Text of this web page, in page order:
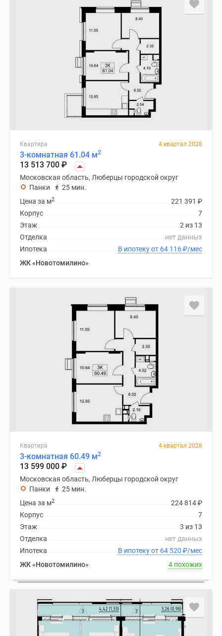
Квартира 4 квартал 2028
3-комнатная 61.04 м2
13 513 700 ₽
Московская область, Люберцы городской округ
Панки
25 мин.
221 391 ₽
Цена за м2
7
Корпус
2 из 13
Этаж
нет данных
Отделка
В ипотеку от 64 116₽/мес
Ипотека
ЖК «Новотомилино»
Квартира 4 квартал 2028
3-комнатная 60.49 м2
13 599 000 ₽
Московская область, Люберцы городской округ
Панки
25 мин.
224 814₽
Цена за м2
7
Корпус
3 из 13
Этаж
нет данных
Отделка
В ипотеку от 64 520 ₽/мес
Ипотека
ЖК «Новотомилино»
4 похожих